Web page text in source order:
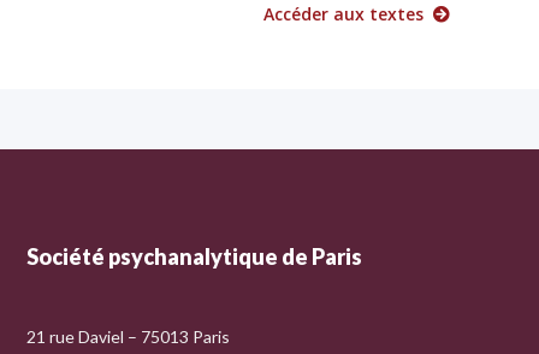
Accéder aux textes
Société psychanalytique de Paris
21 rue Daviel – 75013 Paris